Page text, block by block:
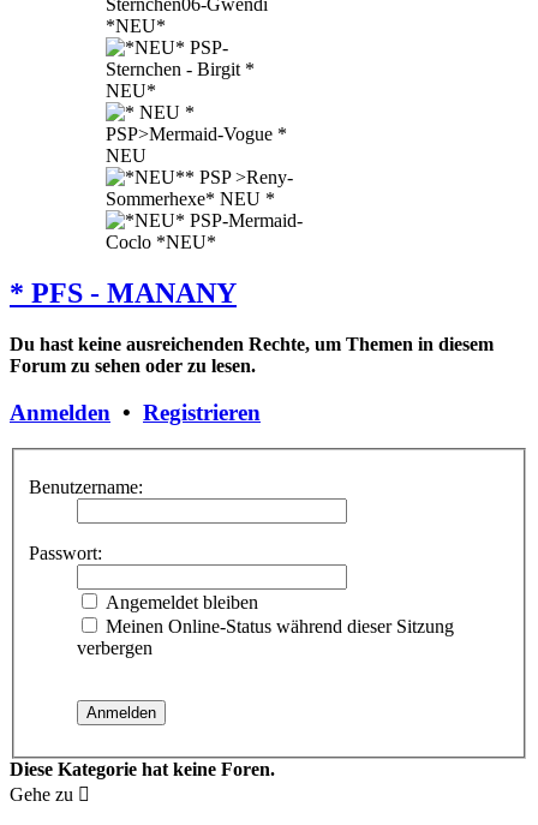
* PFS - MANANY
Du hast keine ausreichenden Rechte, um Themen in diesem
Forum zu sehen oder zu lesen.
Anmelden • Registrieren
Benutzername:
Passwort:
Angemeldet bleiben
Meinen Online-Status während dieser Sitzung
verbergen
Diese Kategorie hat keine Foren.
Gehe zu